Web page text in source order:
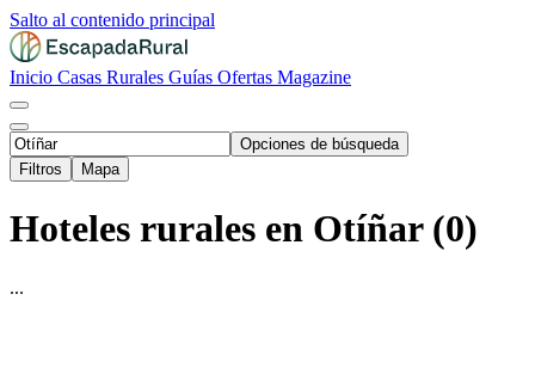
Salto al contenido principal
Inicio Casas Rurales Guías Ofertas Magazine
Opciones de búsqueda
Filtros
Mapa
Hoteles rurales en Otíñar (0)
...